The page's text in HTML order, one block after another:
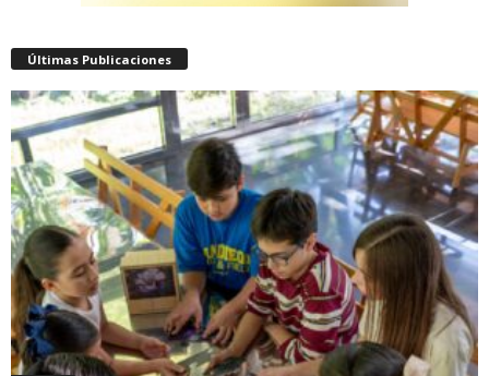
Últimas Publicaciones